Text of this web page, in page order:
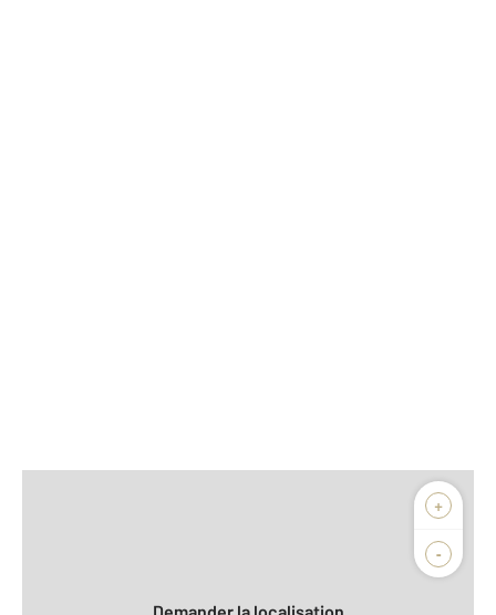
+
-
Biens vendus